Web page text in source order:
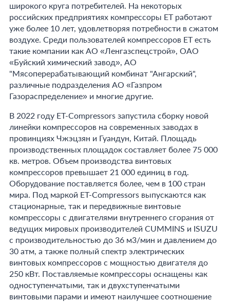
широкого круга потребителей. На некоторых
российских предприятиях компрессоры ET работают
уже более 10 лет, удовлетворяя потребности в сжатом
воздухе. Среди пользователей компрессоров ET есть
такие компании как АО «Ленгазспецстрой», ОАО
«Буйский химический завод», АО
"Мясоперерабатывающий комбинат "Ангарский",
различные подразделения АО «Газпром
Газораспределение» и многие другие.
В 2022 году ET-Compressors запустила сборку новой
линейки компрессоров на современных заводах в
провинциях Чжэцзян и Гуандун, Китай. Площадь
производственных площадок составляет более 75 000
кв. метров. Объем производства винтовых
компрессоров превышает 21 000 единиц в год.
Оборудование поставляется более, чем в 100 стран
мира. Под маркой ET-Compressors выпускаются как
стационарные, так и передвижные винтовые
компрессоры с двигателями внутреннего сгорания от
ведущих мировых производителей CUMMINS и ISUZU
с производительностью до 36 м3/мин и давлением до
30 атм, а также полный спектр электрических
винтовых компрессоров с мощностью двигателя до
250 кВт. Поставляемые компрессоры оснащены как
одноступенчатыми, так и двухступенчатыми
винтовыми парами и имеют наилучшее соотношение